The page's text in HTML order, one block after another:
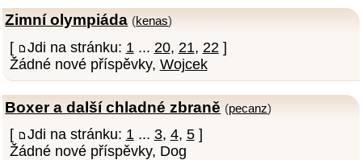
Zimní olympiáda (kenas)
[ Jdi na stránku: 1 ... 20, 21, 22 ]
Žádné nové příspěvky, Wojcek
Boxer a další chladné zbraně (pecanz)
[ Jdi na stránku: 1 ... 3, 4, 5]
Žádné nové příspěvky, Dog